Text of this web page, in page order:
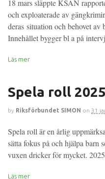
18 mars släppte KSAN
och exploaterade av
deras situation och behovet av
Innehållet bygger bl a på
Läs mer
Spela roll 2025
by Riksförbundet SIMON on 31
Spela roll är en årlig
sätta fokus på och hjälpa barn
vuxen dricker för mycket.
Läs mer